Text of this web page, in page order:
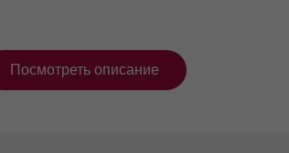
ломкость капилляров, а также
эпидермального барьера, а
Посмотреть описание